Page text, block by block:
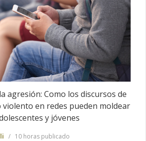
agresión: Como los discursos de
en redes pueden moldear
y jóvenes
10 horas publicado